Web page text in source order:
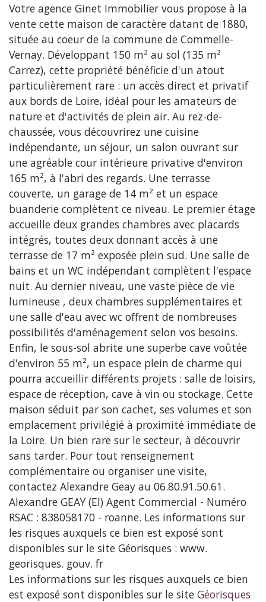
Votre agence Ginet Immobilier vous propose à la
vente cette maison de caractère datant de 1880,
située au coeur de la commune de Commelle-
Vernay. Développant 150 m² au sol (135 m²
Carrez), cette propriété bénéficie d'un atout
particulièrement rare : un accès direct et privatif
aux bords de Loire, idéal pour les amateurs de
nature et d'activités de plein air. Au rez-de-
chaussée, vous découvrirez une cuisine
indépendante, un séjour, un salon ouvrant sur
une agréable cour intérieure privative d'environ
165 m², à l'abri des regards. Une terrasse
couverte, un garage de 14 m² et un espace
buanderie complètent ce niveau. Le premier étage
accueille deux grandes chambres avec placards
intégrés, toutes deux donnant accès à une
terrasse de 17 m² exposée plein sud. Une salle de
bains et un WC indépendant complètent l'espace
nuit. Au dernier niveau, une vaste pièce de vie
lumineuse , deux chambres supplémentaires et
une salle d'eau avec wc offrent de nombreuses
possibilités d'aménagement selon vos besoins.
Enfin, le sous-sol abrite une superbe cave voûtée
d'environ 55 m², un espace plein de charme qui
pourra accueillir différents projets : salle de loisirs,
espace de réception, cave à vin ou stockage. Cette
maison séduit par son cachet, ses volumes et son
emplacement privilégié à proximité immédiate de
la Loire. Un bien rare sur le secteur, à découvrir
sans tarder. Pour tout renseignement
complémentaire ou organiser une visite,
contactez Alexandre Geay au 06.80.91.50.61.
Alexandre GEAY (EI) Agent Commercial - Numéro
RSAC : 838058170 - roanne. Les informations sur
les risques auxquels ce bien est exposé sont
disponibles sur le site Géorisques : www.
georisques. gouv. fr
Les informations sur les risques auxquels ce bien
est exposé sont disponibles sur le site Géorisques